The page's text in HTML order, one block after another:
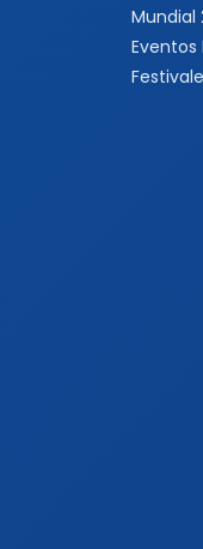
Mundial